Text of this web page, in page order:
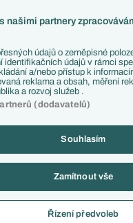
EuroFotbal.cz. Využíváme
Informace o zpracování osobních
našimi partnery
údajů o zeměpisné
identifikačních údajů v rámci
a/nebo přístup k
reklama a obsah, měření
a rozvoj služeb .
(dodavatelů)
Souhlasím
Zamítnout vše
Řízení předvoleb